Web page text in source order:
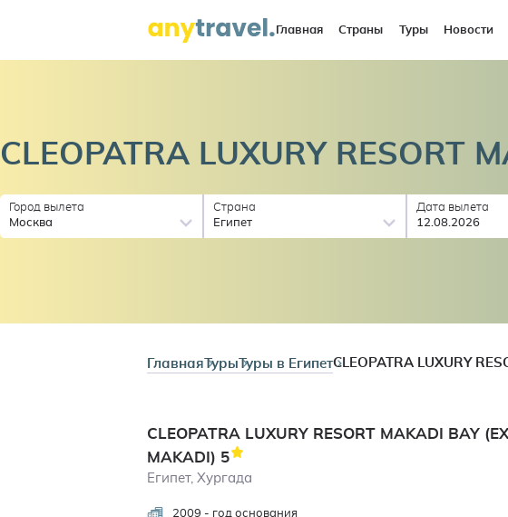
Главная Страны Туры Новости
CLEOPATRA LUXURY RESORT
Город вылета
Москва
Страна
Египет
Дата вылета
12.08.2026
ГлавнаяТурыТуры в Египет
CLEOPATRA LUXURY RESORT MAKADI BAY
MAKADI) 5
Египет, Хургада
2009 - год основания